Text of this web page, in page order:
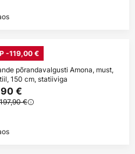
-119,00 €
põrandavalgusti Amona, must,
150 cm, statiiviga
€
197,90 €